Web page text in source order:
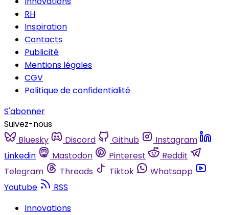
RH
Inspiration
Contacts
Publicité
Mentions légales
CGV
Politique de confidentialité
S'abonner
Suivez-nous
Bluesky
Discord Github
Instagram
Linkedin
Mastodon Pinterest
Reddit
Telegram
Threads Tiktok
Whatsapp
Youtube
RSS
Innovations